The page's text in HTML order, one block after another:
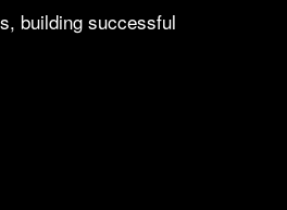
building successful